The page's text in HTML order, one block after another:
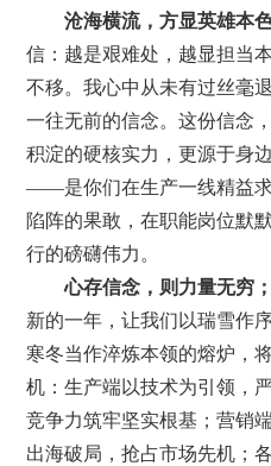
沧海横流，方显英雄本
信：越是艰难处，越显担当
不移。我心中从未有过丝毫
一往无前的信念。这份信念
积淀的硬核实力，更源于身
——是你们在生产一线精益
陷阵的果敢，在职能岗位默
行的磅礴伟力 。
心存信念， 则 力量无穷
新的一年，让我们以瑞雪作
寒冬当作淬炼本领的熔炉，
机：生产端以技术为引领，
竞争力筑牢坚实根基；营销
出海破局，抢占市场先机；